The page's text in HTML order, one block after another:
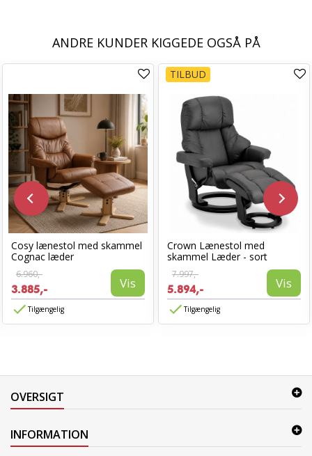
ANDRE KUNDER KIGGEDE OGSÅ PÅ
Cosy lænestol med skammel
Cognac læder
6.960,-
3.885,- Vis
Tilgængelig
TILBUD
Crown Lænestol med
skammel Læder - sort
7.997,-
5.894,- Vis
Tilgængelig
OVERSIGT
INFORMATION